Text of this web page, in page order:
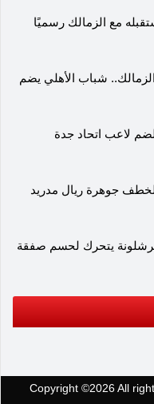
مع الزمالك رسميًا
شباب الأهلي يضم
لاعب اتحاد جدة
جوهرة ريال مدريد
يتحرك لحسم صفقة
Copyright ©2026 All